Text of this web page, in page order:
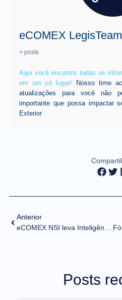
eCOMEX LegisTeam
+ posts
Aqui você encontra todas as
em um só lugar! Nosso time
atualizações para você não
importante que possa impactar
Exterior
Anterior
eCOMEX NSI leva Inteligência Artificial e soluções relevantes para o comércio exterior para a Intermodal 2023
Posts